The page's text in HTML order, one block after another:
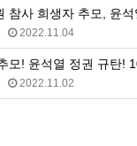
참사 희생자 추모, 윤
2022.11.04
모! 윤석열 정권 규탄!
2022.11.02